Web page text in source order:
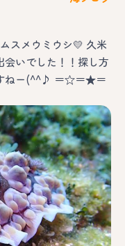
スメウミウシ💛 久米
いでした！！探し方
ねー(^^♪ ＝☆＝★＝